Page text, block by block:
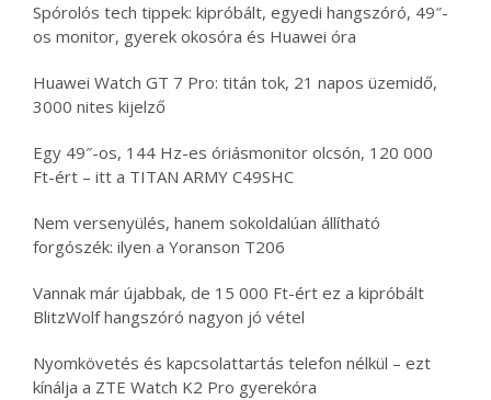
Spórolós tech tippek: kipróbált, egyedi hangszóró, 49″-
os monitor, gyerek okosóra és Huawei óra
Huawei Watch GT 7 Pro: titán tok, 21 napos üzemidő,
3000 nites kijelző
Egy 49″-os, 144 Hz-es óriásmonitor olcsón, 120 000
Ft-ért – itt a TITAN ARMY C49SHC
Nem versenyülés, hanem sokoldalúan állítható
forgószék: ilyen a Yoranson T206
Vannak már újabbak, de 15 000 Ft-ért ez a kipróbált
BlitzWolf hangszóró nagyon jó vétel
Nyomkövetés és kapcsolattartás telefon nélkül – ezt
kínálja a ZTE Watch K2 Pro gyerekóra